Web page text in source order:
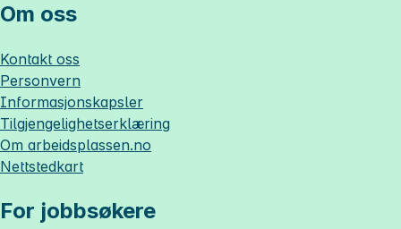
Om oss
Kontakt oss
Personvern
Informasjonskapsler
Tilgjengelighetserklæring
Om arbeidsplassen.no
Nettstedkart
For jobbsøkere